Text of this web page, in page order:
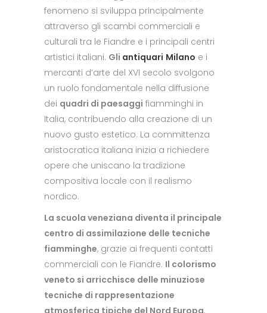
fenomeno si sviluppa principalmente
attraverso gli scambi commerciali e
culturali tra le Fiandre e i principali centri
artistici italiani. Gli antiquari Milano e i
mercanti d’arte del XVI secolo svolgono
un ruolo fondamentale nella diffusione
dei quadri di paesaggi fiamminghi in
Italia, contribuendo alla creazione di un
nuovo gusto estetico. La committenza
aristocratica italiana inizia a richiedere
opere che uniscano la tradizione
compositiva locale con il realismo
nordico.
La scuola veneziana diventa il principale
centro di assimilazione delle tecniche
fiamminghe, grazie ai frequenti contatti
commerciali con le Fiandre. Il colorismo
veneto si arricchisce delle minuziose
tecniche di rappresentazione
atmosferica tipiche del Nord Europa,